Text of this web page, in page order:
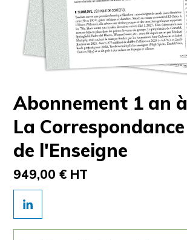
Abonnement 1 an à
La Correspondance
de l'Enseigne
949,00 € HT